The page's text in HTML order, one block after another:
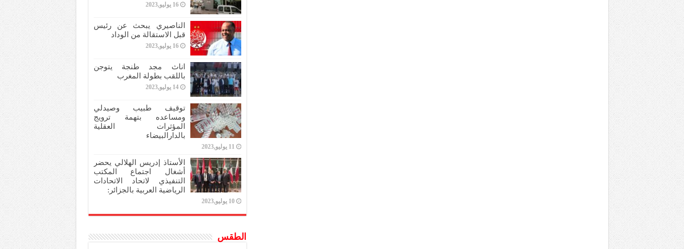
16 يوليو,2023
الناصيري يبحث عن رئيس
قبل الاستقالة من الوداد
16 يوليو,2023
اناث مجد طنجة يتوجن
باللقب بطولة المغرب
14 يوليو,2023
توقيف طبيب وصيدلي
ومساعده بتهمة ترويج
المؤثرات العقلية
بالدارالبيضاء
11 يوليو,2023
الأستاذ إدريس الهلالي يحضر
أشغال اجتماع المكتب
التنفيذي لاتحاد الاتحادات
الرياضية العربية بالجزائر:
10 يوليو,2023
الطقس